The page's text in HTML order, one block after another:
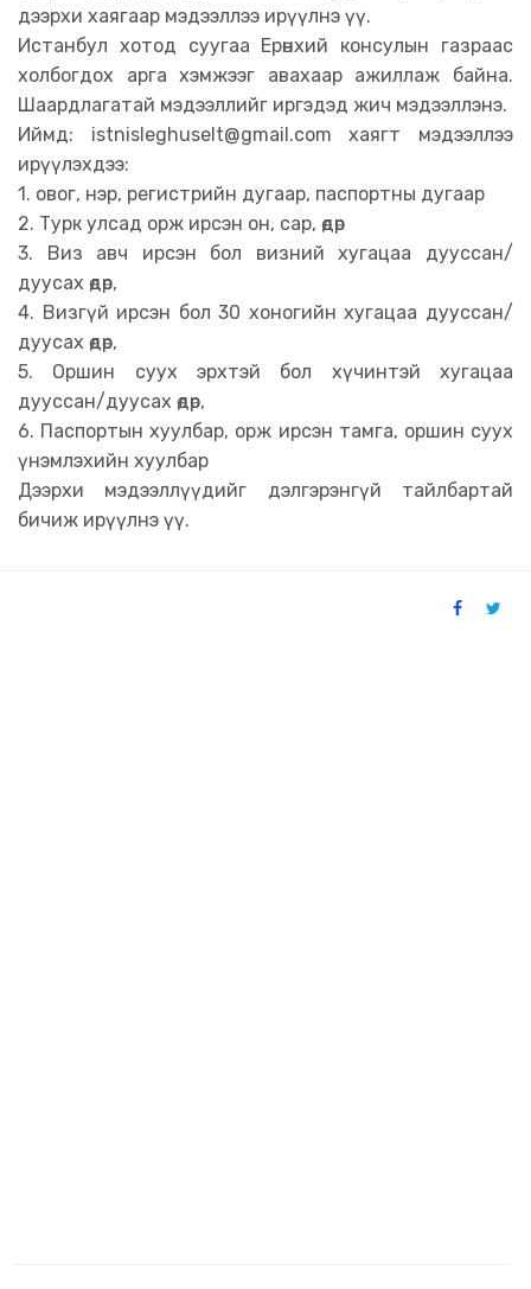
дээрхи хаягаар мэдээллээ ирүүлнэ үү.
Истанбул хотод суугаа Ерөнхий консулын газраас
холбогдох арга хэмжээг авахаар ажиллаж байна.
Шаардлагатай мэдээллийг иргэдэд жич мэдээллэнэ.
Иймд: istnisleghuselt@gmail.com хаягт мэдээллээ
ирүүлэхдээ:
1. овог, нэр, регистрийн дугаар, паспортны дугаар
2. Турк улсад орж ирсэн он, сар, өдөр
3. Виз авч ирсэн бол визний хугацаа дууссан/
дуусах өдөр,
4. Визгүй ирсэн бол 30 хоногийн хугацаа дууссан/
дуусах өдөр,
5. Оршин суух эрхтэй бол хүчинтэй хугацаа
дууссан/дуусах өдөр,
6. Паспортын хуулбар, орж ирсэн тамга, оршин суух
үнэмлэхийн хуулбар
Дээрхи мэдээллүүдийг дэлгэрэнгүй тайлбартай
бичиж ирүүлнэ үү.